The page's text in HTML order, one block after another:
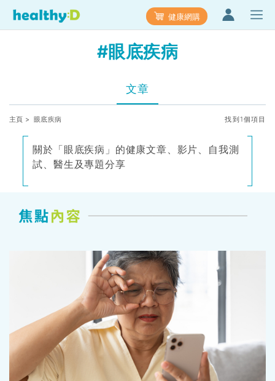
健康網購
#眼底疾病
文章
主頁 > 眼底疾病 找到1個項目
關於「眼底疾病」的健康文章、影片、自我測
試、醫生及專題分享